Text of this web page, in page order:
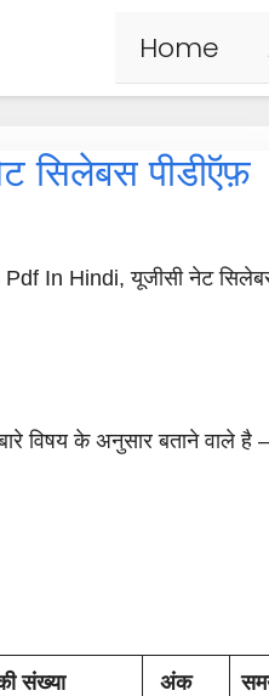
Home
सिलेबस पीडीऍफ़
In Hindi, यूजीसी नेट
विषय के अनुसार बताने वाले है –
संख्या अंक